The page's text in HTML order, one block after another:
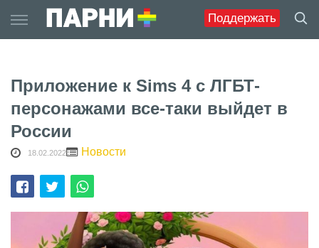
Поддержать
to
content
Приложение к Sims 4 c ЛГБТ-
персонажами все-таки выйдет в
России
18.02.2022 Новости